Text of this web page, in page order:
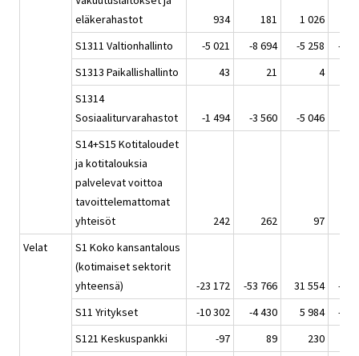
eläkerahastot
934 181 1 026
S1311 Valtionhallinto
-5 021 -8 694 -5 258
-11
S1313 Paikallishallinto
43 21
4
S1314
Sosiaaliturvarahastot
-1 494 -3 560 -5 046
S14+S15 Kotitaloudet
ja kotitalouksia
palvelevat voittoa
tavoittelemattomat
yhteisöt
242 262
97
Velat
S1 Koko kansantalous
(kotimaiset sektorit
yhteensä)
-23 172 -53 766 31 554
-39
S11 Yritykset
-10 302 -4 430 5 984
-17
S121 Keskuspankki
-97 89 230